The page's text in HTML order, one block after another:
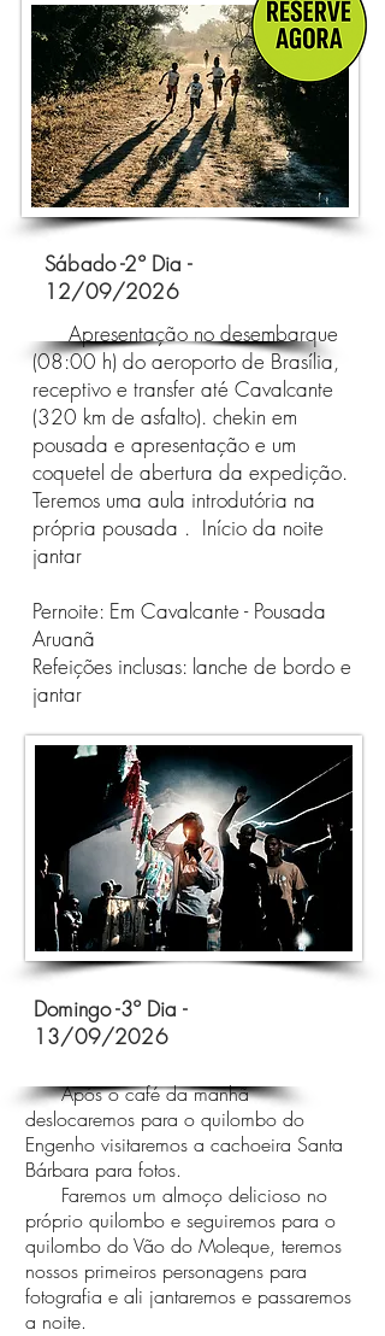
Sábado -2º Dia -
12/09/2026
Apresentação no desembarque
(08:00 h) do aeroporto de Brasília,
receptivo e transfer até Cavalcante
(320 km de asfalto). chekin em
pousada e apresentação e um
coquetel de abertura da expedição.
Teremos uma aula introdutória na
própria pousada . Início da noite
jantar
Pernoite: Em Cavalcante - Pousada
Aruanã
Refeições inclusas: lanche de bordo e
jantar
Domingo -3º Dia -
13/09/2026
Após o café da manhã
deslocaremos para o quilombo do
Engenho visitaremos a cachoeira Santa
Bárbara para fotos.
Faremos um almoço delicioso no
próprio quilombo e seguiremos para o
quilombo do Vão do Moleque, teremos
nossos primeiros personagens para
fotografia e ali jantaremos e passaremos
a noite.